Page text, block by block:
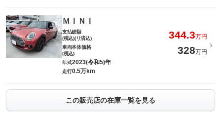
ＭＩＮＩ
支払総額
(税込)(リ済込)
344.3万円
車両本体価格
(税込)
328万円
年式2023(令和5)年
走行0.5万km
この販売店の在庫一覧を見る